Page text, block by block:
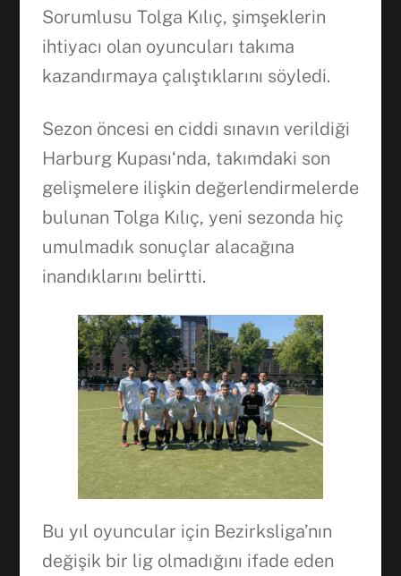
Sorumlusu Tolga Kılıç, şimşeklerin
ihtiyacı olan oyuncuları takıma
kazandırmaya çalıştıklarını söyledi.
Sezon öncesi en ciddi sınavın verildiği
Harburg Kupası‘nda, takımdaki son
gelişmelere ilişkin değerlendirmelerde
bulunan Tolga Kılıç, yeni sezonda hiç
umulmadık sonuçlar alacağına
inandıklarını belirtti.
Bu yıl oyuncular için Bezirksliga’nın
değişik bir lig olmadığını ifade eden